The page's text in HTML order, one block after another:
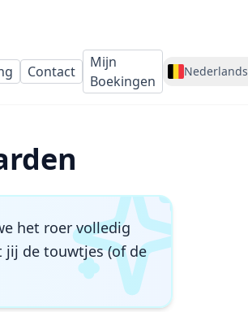
Contact
Mijn
Boekingen
Nederlands
het roer volledig
jij de touwtjes (of de